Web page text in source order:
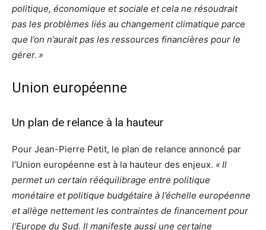
politique, économique et sociale et cela ne résoudrait
pas les problèmes liés au changement climatique parce
que l’on n’aurait pas les ressources financières pour le
gérer. »
Union européenne
Un plan de relance à la hauteur
Pour Jean-Pierre Petit, le plan de relance annoncé par
l’Union européenne est à la hauteur des enjeux. « Il
permet un certain rééquilibrage entre politique
monétaire et politique budgétaire à l’échelle européenne
et allège nettement les contraintes de financement pour
l’Europe du Sud. Il manifeste aussi une certaine